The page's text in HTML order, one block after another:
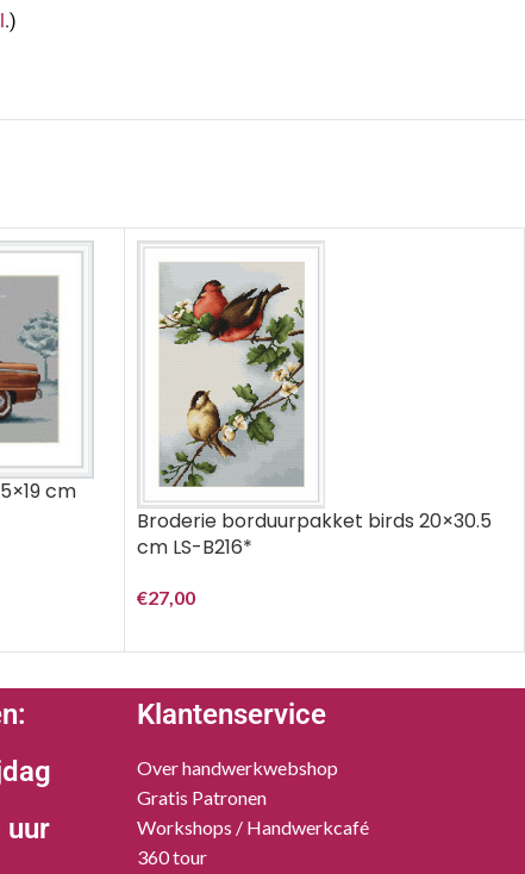
.)
cm
Broderie borduurpakket birds 20×30.5
cm LS-B216*
€27,00
uur
Klantenservice
Over handwerkwebshop
Gratis Patronen
Workshops / Handwerkcafé
360 tour